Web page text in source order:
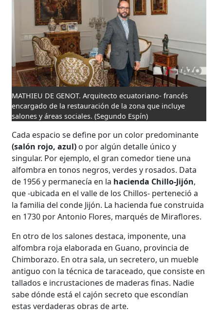
MATHIEU DE GENOT. Arquitecto ecuatoriano- francés
encargado de la restauración de la zona que incluye
salones y áreas sociales. (Segundo Espín)
Cada espacio se define por un color predominante
(salón rojo, azul) o por algún detalle único y
singular. Por ejemplo, el gran comedor tiene una
alfombra en tonos negros, verdes y rosados. Data
de 1956 y permanecía en la hacienda Chillo-Jijón,
que -ubicada en el valle de los Chillos- perteneció a
la familia del conde Jijón. La hacienda fue construida
en 1730 por Antonio Flores, marqués de Miraflores.
En otro de los salones destaca, imponente, una
alfombra roja elaborada en Guano, provincia de
Chimborazo. En otra sala, un secretero, un mueble
antiguo con la técnica de taraceado, que consiste en
tallados e incrustaciones de maderas finas. Nadie
sabe dónde está el cajón secreto que escondían
estas verdaderas obras de arte.